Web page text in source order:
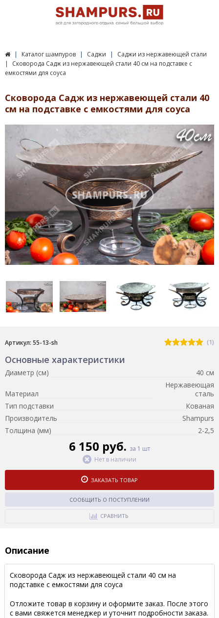
Каталог шампуров Саджи
Саджи из нержавеющей стали
Сковорода Садж из нержавеющей стали 40 см на подставке с
емкостями для соуса
Сковорода Садж из нержавеющей стали 40
см на подставке с емкостями для соуса
Артикул: 55-13-sh (1)
Основные характеристики
Диаметр (см) 40 см
Материал
Нержавеющая
сталь
Тип подставки
Кованая
Производитель
Shampurs
Толщина (мм)
2-2,5
6 150 руб. за 1 шт
Нет в наличии
ЗАКАЗАТЬ ТОВАР
СООБЩИТЬ О ПОСТУПЛЕНИИ
СРАВНИТЬ
Описание
Сковорода Садж из нержавеющей стали 40 см на
подставке с емкостями для соуса
Отложите товар в корзину и оформите заказ. После этого
с вами свяжется менеджер и уточнит подробности заказа.